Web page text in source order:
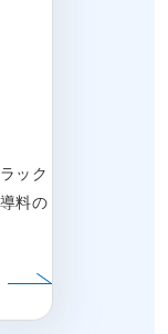
ック
料の